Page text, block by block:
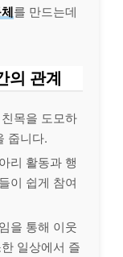
를 만드는데
의 관계
목을 도모하
줍니다.
리 활동과 행
이 쉽게 참여
을 통해 이웃
일상에서 즐